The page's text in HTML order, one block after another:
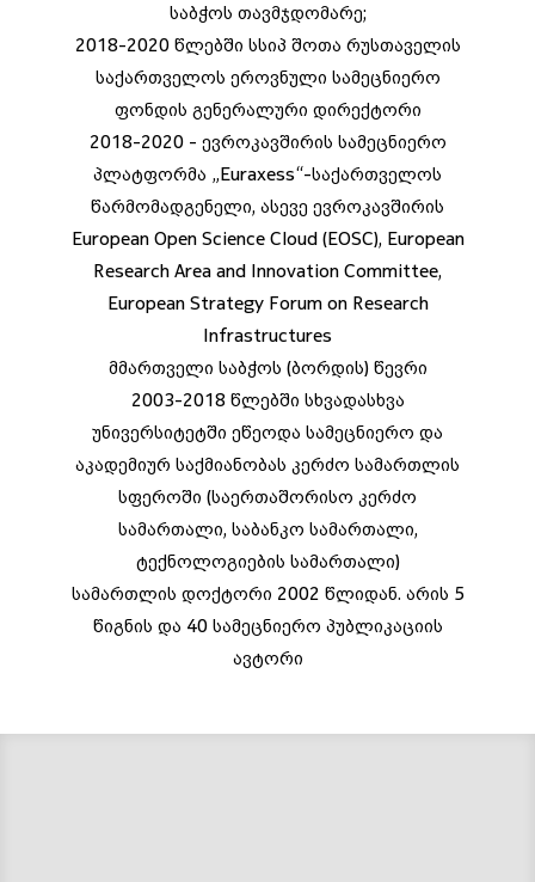
საბჭოს თავმჯდომარე;
2018-2020 წლებში სსიპ შოთა რუსთაველის
საქართველოს ეროვნული სამეცნიერო
ფონდის გენერალური დირექტორი
2018-2020 - ევროკავშირის სამეცნიერო
პლატფორმა „Euraxess“-საქართველოს
წარმომადგენელი, ასევე ევროკავშირის
European Open Science Cloud (EOSC), European
Research Area and Innovation Committee,
European Strategy Forum on Research
Infrastructures
მმართველი საბჭოს (ბორდის) წევრი
2003-2018 წლებში სხვადასხვა
უნივერსიტეტში ეწეოდა სამეცნიერო და
აკადემიურ საქმიანობას კერძო სამართლის
სფეროში (საერთაშორისო კერძო
სამართალი, საბანკო სამართალი,
ტექნოლოგიების სამართალი)
სამართლის დოქტორი 2002 წლიდან. არის 5
წიგნის და 40 სამეცნიერო პუბლიკაციის
ავტორი